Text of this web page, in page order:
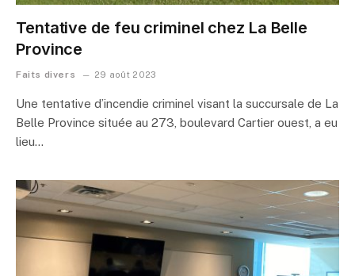
Tentative de feu criminel chez La Belle
Province
Faits divers 29 août 2023
Une tentative d’incendie criminel visant la succursale de La
Belle Province située au 273, boulevard Cartier ouest, a eu
lieu…